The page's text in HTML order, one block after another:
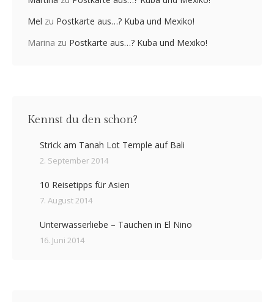
Mel zu Postkarte aus…? Kuba und Mexiko!
Marina zu Postkarte aus…? Kuba und Mexiko!
Kennst du den schon?
Strick am Tanah Lot Temple auf Bali
2. September 2014
10 Reisetipps für Asien
7. August 2014
Unterwasserliebe – Tauchen in El Nino
16. Juni 2014